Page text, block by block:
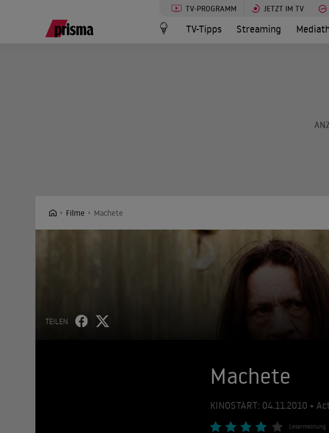
TV-PROGRAMM JETZT IM TV
TV-Tipps Streaming
Filme Machete
TEILEN
Machete
KINOSTART: 04.11.2010 •
Lesermeinung